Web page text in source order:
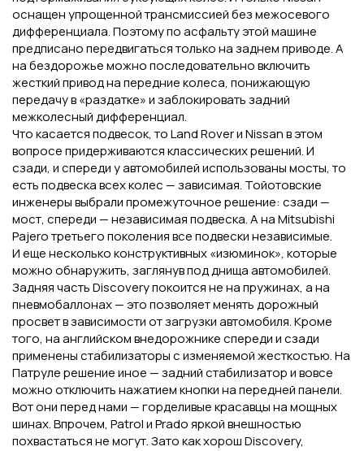
оснащен упрощенной трансмиссией без межосевого
дифференциала. Поэтому по асфальту этой машине
предписано передвигаться только на заднем приводе. А
на бездорожье можно последовательно включить
жесткий привод на передние колеса, понижающую
передачу в «раздатке» и заблокировать задний
межколесный дифференциал.
Что касается подвесок, то Land Rover и Nissan в этом
вопросе придерживаются классических решений. И
сзади, и спереди у автомобилей использованы мосты, то
есть подвеска всех колес — зависимая. Тойотовские
инженеры выбрали промежуточное решение: сзади —
мост, спереди — независимая подвеска. А на Mitsubishi
Pajero третьего поколения все подвески независимые.
И еще несколько конструктивных «изюминок», которые
можно обнаружить, заглянув под днища автомобилей.
Задняя часть Discovery покоится не на пружинах, а на
пневмобаллонах — это позволяет менять дорожный
просвет в зависимости от загрузки автомобиля. Кроме
того, на английском внедорожнике спереди и сзади
применены стабилизаторы с изменяемой жесткостью. На
Патруле решение иное — задний стабилизатор и вовсе
можно отключить нажатием кнопки на передней панели.
Вот они перед нами — горделивые красавцы на мощных
шинах. Впрочем, Patrol и Prado яркой внешностью
похвастаться не могут. Зато как хорош Discovery,